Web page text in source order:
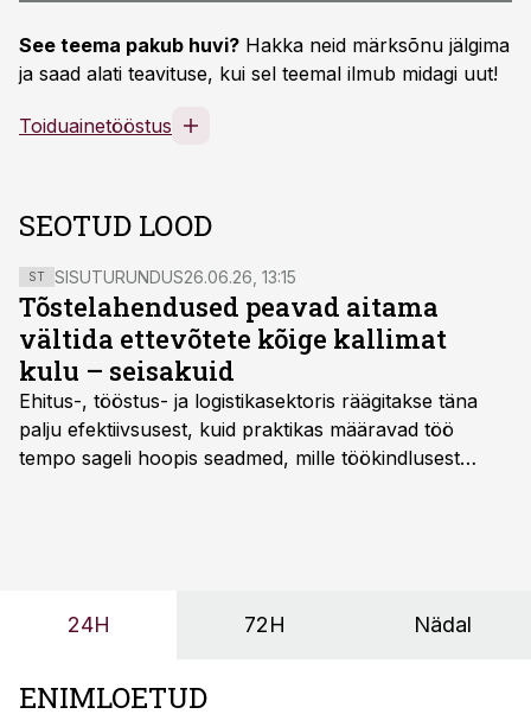
See teema pakub huvi? Hakka neid märksõnu jälgima
ja saad alati teavituse, kui sel teemal ilmub midagi uut!
Toiduainetööstus
SEOTUD LOOD
ST SISUTURUNDUS26.06.26, 13:15
Tõstelahendused peavad aitama
vältida ettevõtete kõige kallimat
kulu – seisakuid
Ehitus-, tööstus- ja logistikasektoris räägitakse täna
palju efektiivsusest, kuid praktikas määravad töö
tempo sageli hoopis seadmed, mille töökindlusest
24H 72H Nädal
ENIMLOETUD